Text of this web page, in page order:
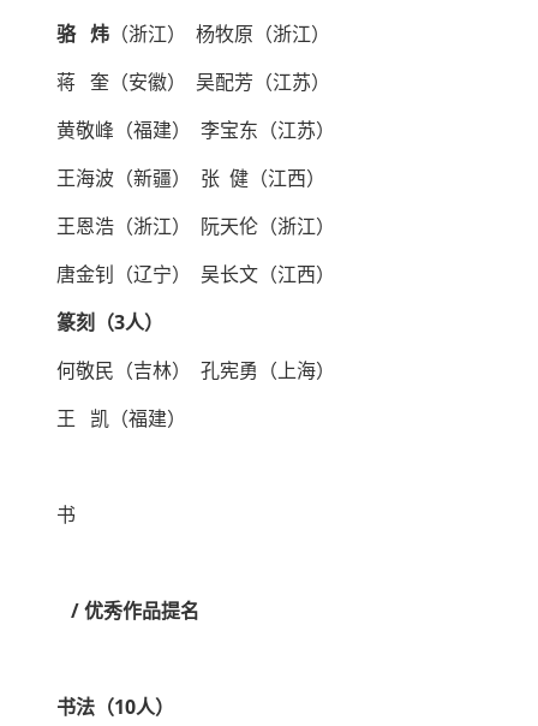
骆 炜 （浙江） 杨牧原（浙江）
蒋 奎（安徽） 吴配芳（江苏）
黄敬峰（福建） 李宝东（江苏）
王海波（新疆） 张 健（江西）
王恩浩（浙江） 阮天伦（浙江）
唐金钊（辽宁） 吴长文（江西）
篆刻（3人）
何敬民（吉林） 孔宪勇（上海）
王 凯（福建）
书
/ 优秀作品提名
书法（10人）